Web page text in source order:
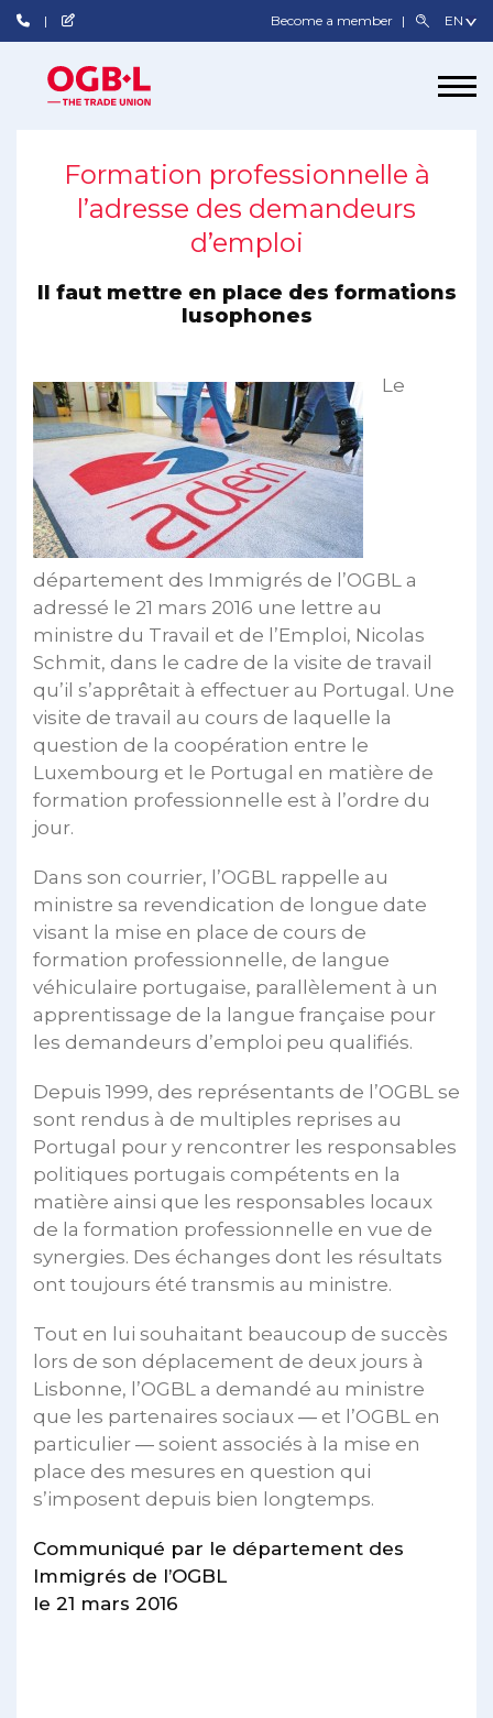
Become a member
Formation professionnelle à
l’adresse des demandeurs
d’emploi
Il faut mettre en place des formations
lusophones
Le
département des Immigrés de l’OGBL a
adressé le 21 mars 2016 une lettre au
ministre du Travail et de l’Emploi, Nicolas
Schmit, dans le cadre de la visite de travail
qu’il s’apprêtait à effectuer au Portugal. Une
visite de travail au cours de laquelle la
question de la coopération entre le
Luxembourg et le Portugal en matière de
formation professionnelle est à l’ordre du
jour.
Dans son courrier, l’OGBL rappelle au
ministre sa revendication de longue date
visant la mise en place de cours de
formation professionnelle, de langue
véhiculaire portugaise, parallèlement à un
apprentissage de la langue française pour
les demandeurs d’emploi peu qualifiés.
Depuis 1999, des représentants de l’OGBL se
sont rendus à de multiples reprises au
Portugal pour y rencontrer les responsables
politiques portugais compétents en la
matière ainsi que les responsables locaux
de la formation professionnelle en vue de
synergies. Des échanges dont les résultats
ont toujours été transmis au ministre.
Tout en lui souhaitant beaucoup de succès
lors de son déplacement de deux jours à
Lisbonne, l’OGBL a demandé au ministre
que les partenaires sociaux ― et l’OGBL en
particulier ― soient associés à la mise en
place des mesures en question qui
s’imposent depuis bien longtemps.
Communiqué par le département des
Immigrés de l’OGBL
le 21 mars 2016